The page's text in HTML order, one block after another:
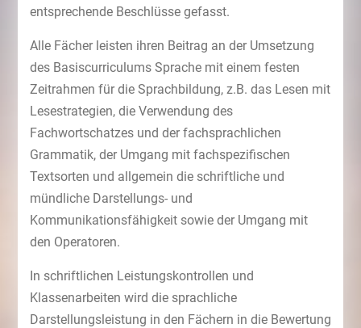
entsprechende Beschlüsse gefasst.
Alle Fächer leisten ihren Beitrag an der Umsetzung
des Basiscurriculums Sprache mit einem festen
Zeitrahmen für die Sprachbildung, z.B. das Lesen mit
Lesestrategien, die Verwendung des
Fachwortschatzes und der fachsprachlichen
Grammatik, der Umgang mit fachspezifischen
Textsorten und allgemein die schriftliche und
mündliche Darstellungs- und
Kommunikationsfähigkeit sowie der Umgang mit
den Operatoren.
In schriftlichen Leistungskontrollen und
Klassenarbeiten wird die sprachliche
Darstellungsleistung in den Fächern in die Bewertung